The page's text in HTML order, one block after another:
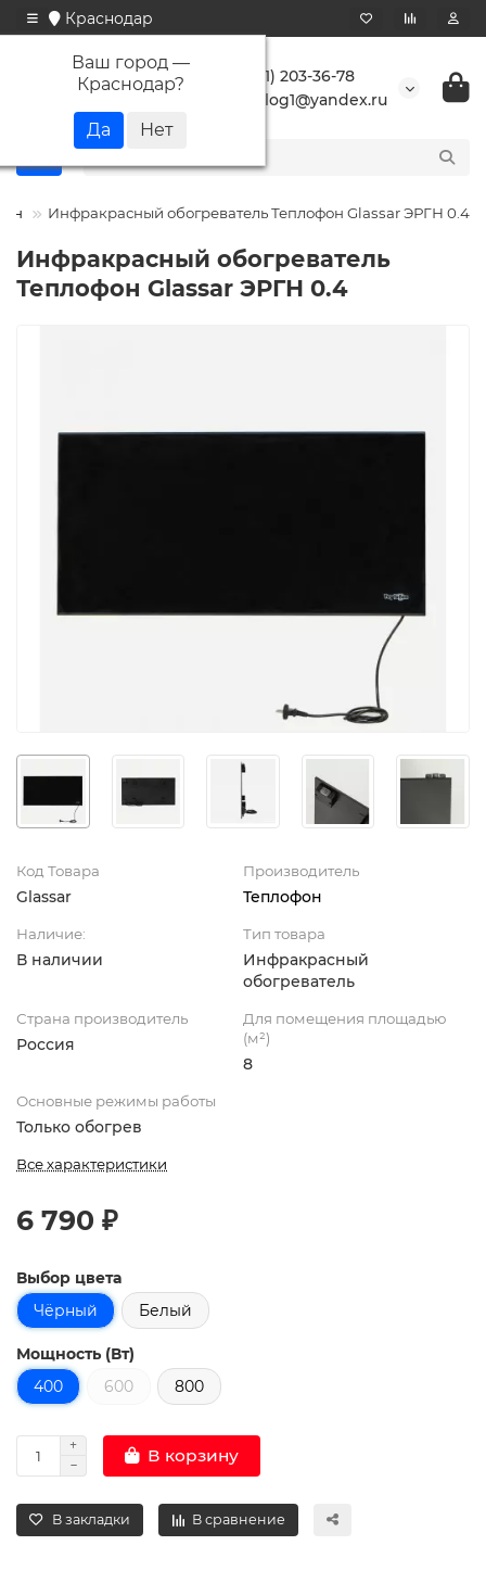
Краснодар
Ваш город —
Краснодар?
+7 (861) 203-36-78
buranlog1@yandex.ru
Инфракрасный обогреватель Теплофон Glassar ЭРГН 0.4
Инфракрасный обогреватель
Теплофон Glassar ЭРГН 0.4
Код Товара
Glassar
Производитель
Теплофон
Наличие:
В наличии
Тип товара
Инфракрасный
обогреватель
Страна производитель
Россия
Для помещения площадью
(м²)
8
Основные режимы работы
Только обогрев
Все характеристики
6 790 ₽
Выбор цвета
Чёрный
Белый
Мощность (Вт)
400
600 800
В корзину
В закладки В сравнение